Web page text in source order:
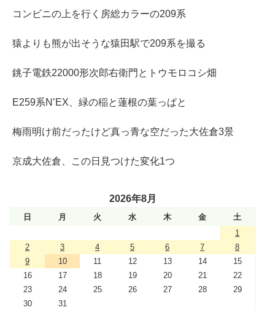
コンビニの上を行く房総カラーの209系
猿よりも熊が出そうな猿田駅で209系を撮る
銚子電鉄22000形次郎右衛門とトウモロコシ畑
E259系N’EX、緑の稲と蓮根の葉っぱと
梅雨明け前だったけど真っ青な空だった大佐倉3景
京成大佐倉、この日見つけた変化1つ
2026年8月
日 月 火 水 木 金
土
1
2
3 4 5 6 7
8
9
10 11 12 13 14
15
16
17 18 19 20 21
22
23
24 25 26 27 28
29
30
31